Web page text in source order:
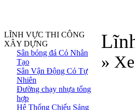
LĨNH VỰC THI CÔNG
XÂY DỰNG
Sân bóng đá Cỏ Nhân
Tạo
Sân Vận Động Cỏ Tự
Nhiên
Đường chạy nhựa tổng
hợp
Hệ Thống Chiếu Sáng
»